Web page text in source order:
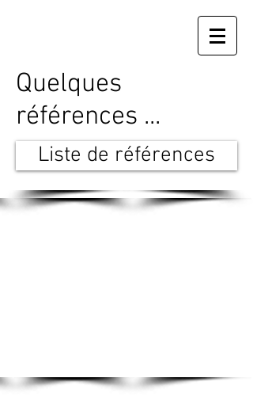
Quelques
références ...
Liste de références